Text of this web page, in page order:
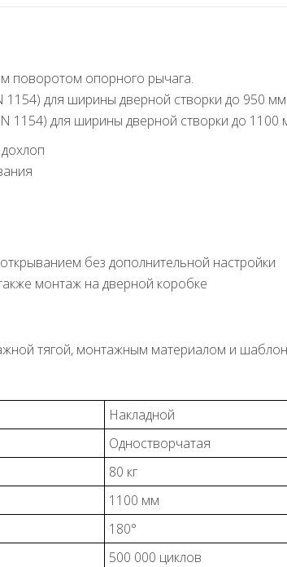
поворотом опорного рычага.
1154) для ширины дверной створки до 950 мм.
1154) для ширины дверной створки до 1100
без дополнительной настройки
монтаж на дверной коробке
тягой, монтажным материалом и
Накладной
Одностворчатая
80 кг
1100 мм
180°
500 000 циклов